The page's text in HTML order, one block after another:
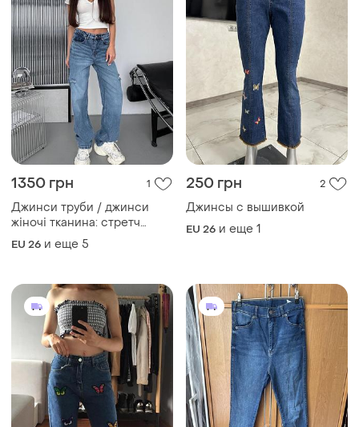
1350 грн 1
Джинси труби / джинси
жіночі тканина: стретч
джинс тягнеться
виробництво туреччина
EU 26 и еще 5
250 грн 2
Джинсы с вышивкой
EU 26 и еще 1